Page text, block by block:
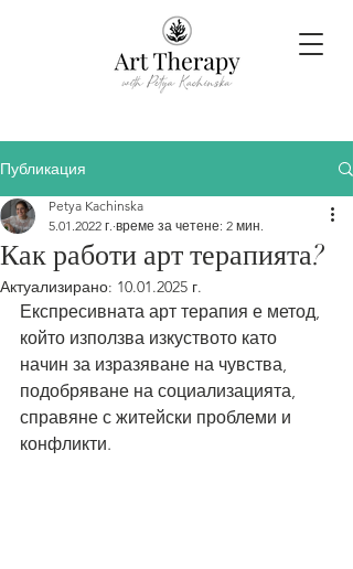
Публикация
Как работи арт терапията?
Petya Kachinska
5.01.2022 г. време за четене: 2 мин.
Актуализирано: 10.01.2025 г.
Експресивната арт терапия е метод,
който използва изкуството като
начин за изразяване на чувства,
подобряване на социализацията,
справяне с житейски проблеми и
конфликти.